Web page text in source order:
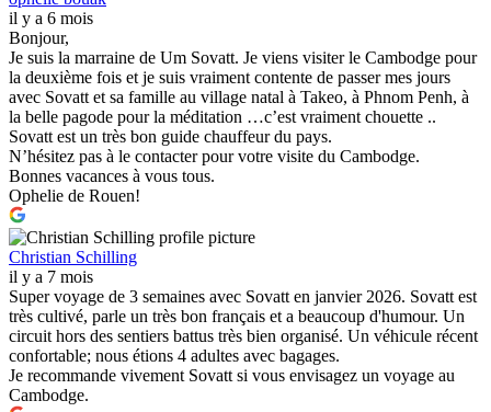
il y a 6 mois
Bonjour,
Je suis la marraine de Um Sovatt. Je viens visiter le Cambodge pour
la deuxième fois et je suis vraiment contente de passer mes jours
avec Sovatt et sa famille au village natal à Takeo, à Phnom Penh, à
la belle pagode pour la méditation …c’est vraiment chouette ..
Sovatt est un très bon guide chauffeur du pays.
N’hésitez pas à le contacter pour votre visite du Cambodge.
Bonnes vacances à vous tous.
Ophelie de Rouen!
Christian Schilling
il y a 7 mois
Super voyage de 3 semaines avec Sovatt en janvier 2026. Sovatt est
très cultivé, parle un très bon français et a beaucoup d'humour. Un
circuit hors des sentiers battus très bien organisé. Un véhicule récent
confortable; nous étions 4 adultes avec bagages.
Je recommande vivement Sovatt si vous envisagez un voyage au
Cambodge.